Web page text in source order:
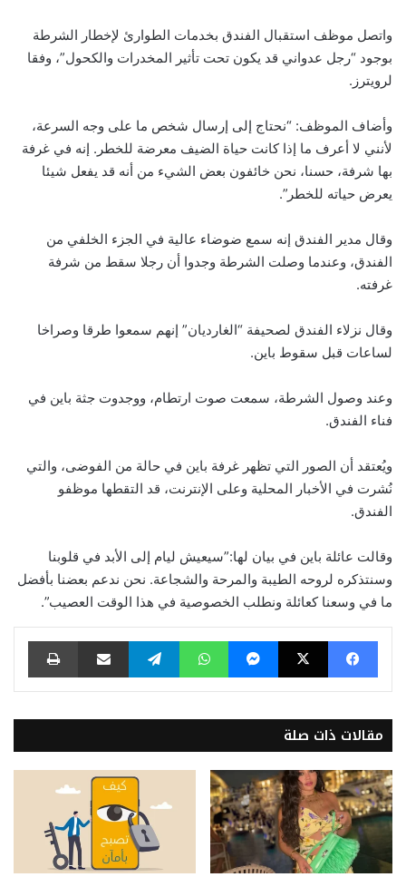
واتصل موظف استقبال الفندق بخدمات الطوارئ لإخطار الشرطة
بوجود “رجل عدواني قد يكون تحت تأثير المخدرات والكحول”، وفقا
لرويترز.
وأضاف الموظف: “نحتاج إلى إرسال شخص ما على وجه السرعة،
لأنني لا أعرف ما إذا كانت حياة الضيف معرضة للخطر. إنه في غرفة
بها شرفة، حسنا، نحن خائفون بعض الشيء من أنه قد يفعل شيئا
يعرض حياته للخطر”.
وقال مدير الفندق إنه سمع ضوضاء عالية في الجزء الخلفي من
الفندق، وعندما وصلت الشرطة وجدوا أن رجلا سقط من شرفة
غرفته.
وقال نزلاء الفندق لصحيفة “الغارديان” إنهم سمعوا طرقا وصراخا
لساعات قبل سقوط باين.
وعند وصول الشرطة، سمعت صوت ارتطام، ووجدوت جثة باين في
فناء الفندق.
ويُعتقد أن الصور التي تظهر غرفة باين في حالة من الفوضى، والتي
نُشرت في الأخبار المحلية وعلى الإنترنت، قد التقطها موظفو
الفندق.
وقالت عائلة باين في بيان لها:”سيعيش ليام إلى الأبد في قلوبنا
وسنتذكره لروحه الطيبة والمرحة والشجاعة. نحن ندعم بعضنا بأفضل
ما في وسعنا كعائلة ونطلب الخصوصية في هذا الوقت العصيب”.
فيسبوك ‫X ماسنجر واتساب تيلقرام مشاركة عبر البريد طباعة
مقالات ذات صلة